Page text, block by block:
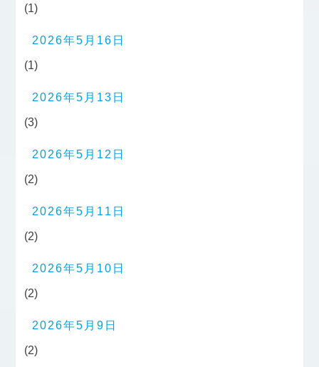
(1)
2026年5月16日
(1)
2026年5月13日
(3)
2026年5月12日
(2)
2026年5月11日
(2)
2026年5月10日
(2)
2026年5月9日
(2)